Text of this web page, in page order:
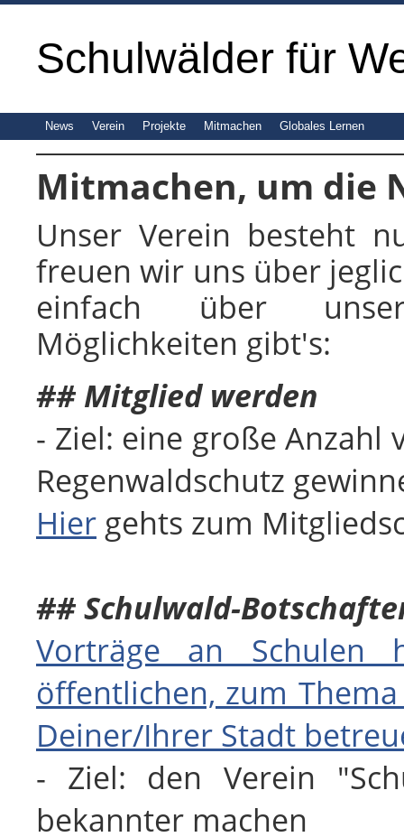
Schulwälder für
News Verein Projekte Mitmachen Globales Lernen
Mitmachen, um die
Unser Verein besteht
freuen wir uns über
einfach über
Möglichkeiten gibt's:
## Mitglied werden
- Ziel: eine große
Regenwaldschutz
Hier gehts zum
## Schulwald-
Vorträge an Schulen
öffentlichen, zum
Deiner/Ihrer Stadt
- Ziel: den Verein
bekannter machen